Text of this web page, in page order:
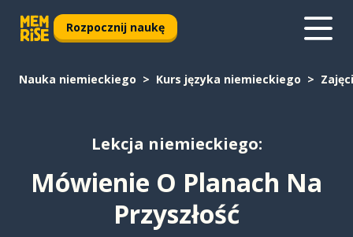
Rozpocznij naukę
Nauka niemieckiego Kurs języka niemieckiego
Lekcja niemieckiego:
Mówienie O Planach Na
Przyszłość